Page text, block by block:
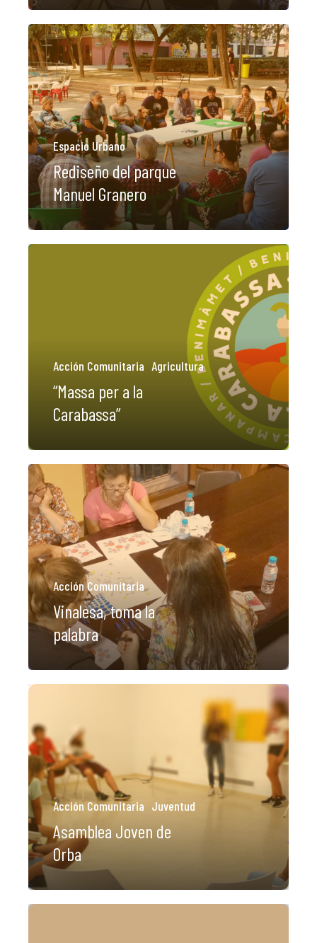
Espacio Urbano
Rediseño del parque
Manuel Granero
Acción Comunitaria Agricultura
“Massa per a la
Carabassa”
Acción Comunitaria
Vinalesa, toma la
palabra
Acción Comunitaria Juventud
Asamblea Joven de
Orba
La Dula
C/Poeta Alberola, 23-21
46018 València.
670 304 273
646 375 175
info@ladulaparticipacio.com
VLC
CAS